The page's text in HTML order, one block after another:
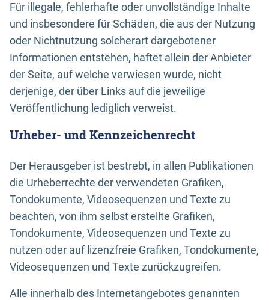
Für illegale, fehlerhafte oder unvollständige Inhalte
und insbesondere für Schäden, die aus der Nutzung
oder Nichtnutzung solcherart dargebotener
Informationen entstehen, haftet allein der Anbieter
der Seite, auf welche verwiesen wurde, nicht
derjenige, der über Links auf die jeweilige
Veröffentlichung lediglich verweist.
Urheber- und Kennzeichenrecht
Der Herausgeber ist bestrebt, in allen Publikationen
die Urheberrechte der verwendeten Grafiken,
Tondokumente, Videosequenzen und Texte zu
beachten, von ihm selbst erstellte Grafiken,
Tondokumente, Videosequenzen und Texte zu
nutzen oder auf lizenzfreie Grafiken, Tondokumente,
Videosequenzen und Texte zurückzugreifen.
Alle innerhalb des Internetangebotes genannten